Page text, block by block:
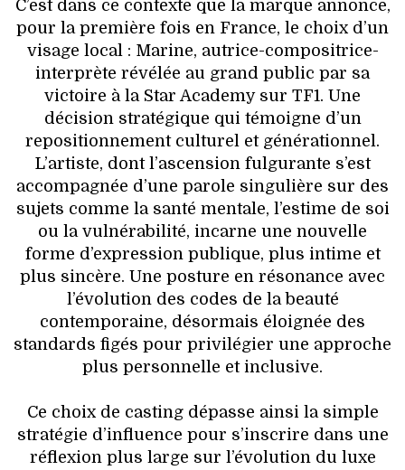
C’est dans ce contexte que la marque annonce,
pour la première fois en France, le choix d’un
visage local : Marine, autrice-compositrice-
interprète révélée au grand public par sa
victoire à la Star Academy sur TF1. Une
décision stratégique qui témoigne d’un
repositionnement culturel et générationnel.
L’artiste, dont l’ascension fulgurante s’est
accompagnée d’une parole singulière sur des
sujets comme la santé mentale, l’estime de soi
ou la vulnérabilité, incarne une nouvelle
forme d’expression publique, plus intime et
plus sincère. Une posture en résonance avec
l’évolution des codes de la beauté
contemporaine, désormais éloignée des
standards figés pour privilégier une approche
plus personnelle et inclusive.
Ce choix de casting dépasse ainsi la simple
stratégie d’influence pour s’inscrire dans une
réflexion plus large sur l’évolution du luxe